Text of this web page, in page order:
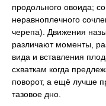
продольного овоида;
неравноплечного
черепа). Движения
различают моменты,
вида и вставления
схваткам когда
поворот, а ещё лучше
тазовое дно.